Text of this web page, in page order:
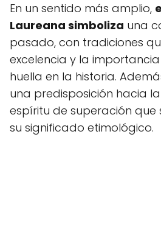
En un sentido más amplio,
Laureana simboliza una
pasado, con tradiciones
excelencia y la
huella en la historia.
una predisposición hacia
espíritu de superación que
su significado etimológico.